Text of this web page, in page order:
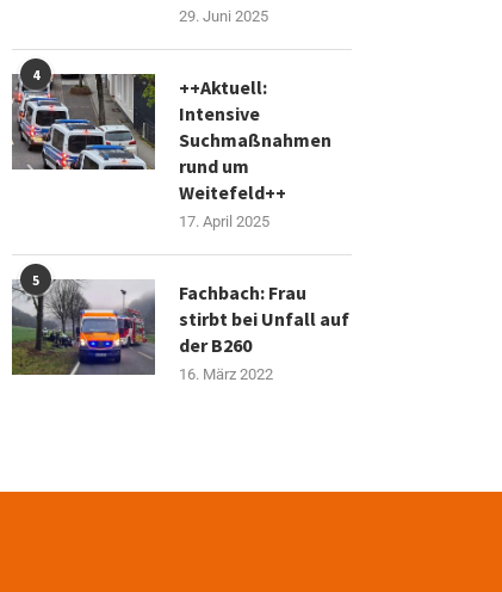
29. Juni 2025
4
++Aktuell:
Intensive
Suchmaßnahmen
rund um
Weitefeld++
17. April 2025
5
Fachbach: Frau
stirbt bei Unfall auf
der B260
16. März 2022